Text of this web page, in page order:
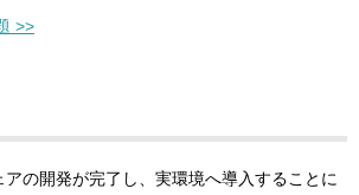
>>
の開発が完了し、実環境へ導入することに